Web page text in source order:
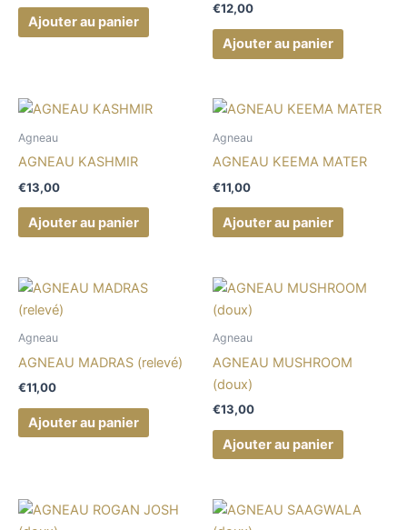
Ajouter au panier
€12,00
Ajouter au panier
Agneau
AGNEAU KASHMIR
€13,00
Ajouter au panier
Agneau
AGNEAU KEEMA MATER
€11,00
Ajouter au panier
Agneau
AGNEAU MADRAS (relevé)
€11,00
Ajouter au panier
Agneau
AGNEAU MUSHROOM
(doux)
€13,00
Ajouter au panier